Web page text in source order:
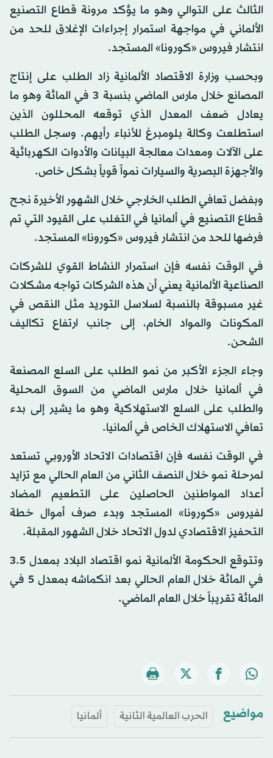
الثالث على التوالي وهو ما يؤكد مرونة قطاع التصنيع
الألماني في مواجهة استمرار إجراءات الإغلاق للحد من
انتشار فيروس «كورونا» المستجد.
وبحسب وزارة الاقتصاد الألمانية زاد الطلب على إنتاج
المصانع خلال مارس الماضي بنسبة 3 في المائة وهو ما
يعادل ضعف المعدل الذي توقعه المحللون الذين
استطلعت وكالة بلومبرغ للأنباء رأيهم. وسجل الطلب
على الآلات ومعدات معالجة البيانات والأدوات الكهربائية
والأجهزة البصرية والسيارات نمواً قوياً بشكل خاص.
وبفضل تعافي الطلب الخارجي خلال الشهور الأخيرة نجح
قطاع التصنيع في ألمانيا في التغلب على القيود التي تم
فرضها للحد من انتشار فيروس «كورونا» المستجد.
في الوقت نفسه فإن استمرار النشاط القوي للشركات
الصناعية الألمانية يعني أن هذه الشركات تواجه مشكلات
غير مسبوقة بالنسبة لسلاسل التوريد مثل النقص في
المكونات والمواد الخام، إلى جانب ارتفاع تكاليف
الشحن.
وجاء الجزء الأكبر من نمو الطلب على السلع المصنعة
في ألمانيا خلال مارس الماضي من السوق المحلية
والطلب على السلع الاستهلاكية وهو ما يشير إلى بدء
تعافي الاستهلاك الخاص في ألمانيا.
في الوقت نفسه فإن اقتصادات الاتحاد الأوروبي تستعد
لمرحلة نمو خلال النصف الثاني من العام الحالي مع تزايد
أعداد المواطنين الحاصلين على التطعيم المضاد
لفيروس «كورونا» المستجد وبدء صرف أموال خطة
التحفيز الاقتصادي لدول الاتحاد خلال الشهور المقبلة.
وتتوقع الحكومة الألمانية نمو اقتصاد البلاد بمعدل 3.5
في المائة خلال العام الحالي بعد انكماشه بمعدل 5 في
المائة تقريباً خلال العام الماضي.
مواضيع الحرب العالمية الثانية ألمانيا